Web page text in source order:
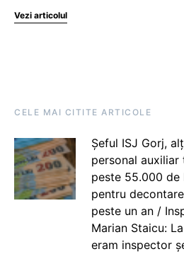
Vezi articolul
CELE MAI CITITE ARTICOLE
Șeful ISJ Gorj,
personal auxiliar
peste 55.000 de
pentru
peste un an /
Marian Staicu:
eram inspector